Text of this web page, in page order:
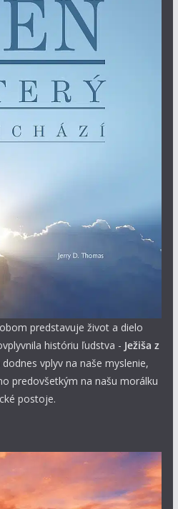
predstavuje život a dielo
históriu ľudstva - Ježiša z
vplyv na naše myslenie,
predovšetkým na našu morálku
postoje.